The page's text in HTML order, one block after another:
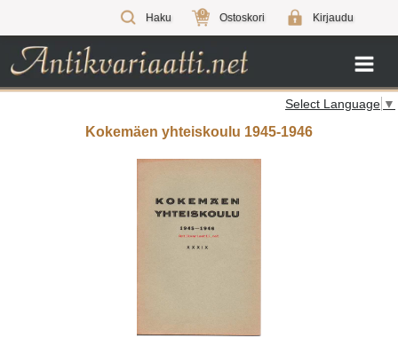
Haku 0 Ostoskori Kirjaudu
Select Language ▼
Kokemäen yhteiskoulu 1945-1946